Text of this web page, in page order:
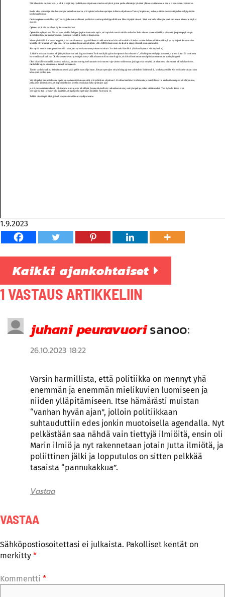
1.9.2023
Kaikki ajankohtaiset
1 VASTAUS ARTIKKELIIN
juhani peuravuorisanoo:
26.10.2023 18:22
Varsin harmillista, että politiikka on mennyt yhä
enemmän ja enemmän mielikuvien luomiseen ja
niiden ylläpitämiseen. Itse hämärästi muistan
“vanhan hyvän ajan”, jolloin politiikkaan
suhtauduttiin edes jonkin muotoisella agendalla. Nyt
pelkästään saa nähdä vain tiettyjä ilmiöitä, ensin oli
Marin ilmiö ja nyt rakennetaan jotain Jutta ilmiötä, ja
poliittinen jälki ja lopputulos on sitten pelkkää
tasaista “pannukakkua”.
Vastaa
VASTAA
Sähköpostiosoitettasi ei julkaista. Pakolliset kentät on
merkitty *
Kommentti *